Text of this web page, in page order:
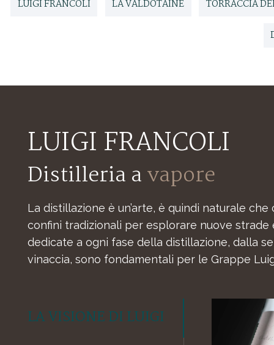
LUIGI FRANCOLI LA VALDÔTAINE TORRACCIA
LUIGI FRANCOLI
Distilleria avapore
La distillazione è un’arte, è quindi naturale
confini tradizionali per esplorare nuove
dedicate a ogni fase della distillazione, dalla
vinaccia, sono fondamentali per le Grappe
LA VISIONE DI LUIGI